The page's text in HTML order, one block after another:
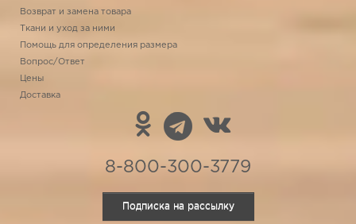
Возврат и замена товара
Ткани и уход за ними
Помощь для определения размера
Вопрос/Ответ
Цены
Доставка
8-800-300-3779
Подписка на рассылку